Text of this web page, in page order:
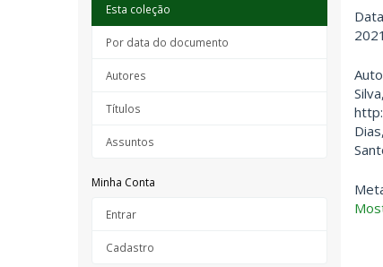
Esta coleção
Por data do documento
Autores
Títulos
Assuntos
Minha Conta
Entrar
Cadastro
Data